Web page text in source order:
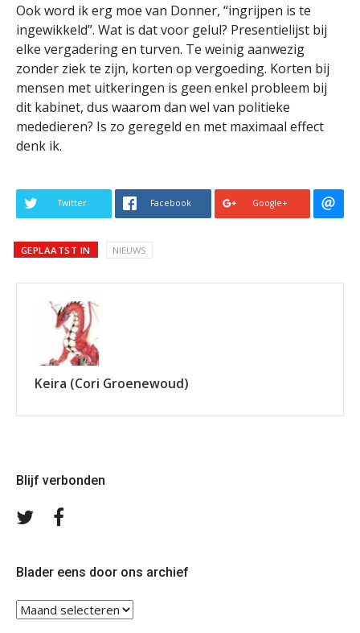
Ook word ik erg moe van Donner, “ingrijpen is te
ingewikkeld”. Wat is dat voor gelul? Presentielijst bij
elke vergadering en turven. Te weinig aanwezig
zonder ziek te zijn, korten op vergoeding. Korten bij
mensen met uitkeringen is geen enkel probleem bij
dit kabinet, dus waarom dan wel van politieke
mededieren? Is zo geregeld en met maximaal effect
denk ik.
Twitter Facebook Google+
GEPLAATST IN NIEUWS
Keira (Cori Groenewoud)
Blijf verbonden
Volg
Blader eens door ons archief
Blader
eens